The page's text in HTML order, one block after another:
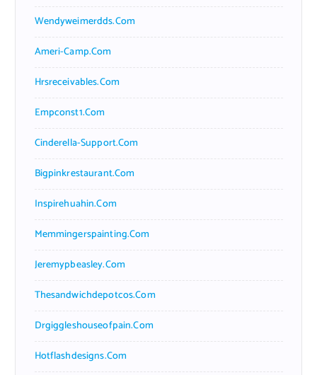
Wendyweimerdds.com
Ameri-Camp.com
Hrsreceivables.com
Empconst1.com
Cinderella-Support.com
Bigpinkrestaurant.com
Inspirehuahin.com
Memmingerspainting.com
Jeremypbeasley.com
Thesandwichdepotcos.com
Drgiggleshouseofpain.com
Hotflashdesigns.com